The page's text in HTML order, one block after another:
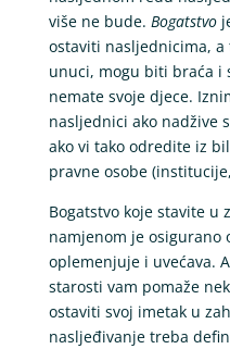
više ne bude. Bogatstvo
ostaviti nasljednicima, a
unuci, mogu biti braća i
nemate svoje djece.
nasljednici ako nadžive
ako vi tako odredite iz
pravne osobe
Bogatstvo koje stavite u
namjenom je osigurano
oplemenjuje i uvećava.
starosti vam pomaže
ostaviti svoj imetak u
nasljeđivanje treba